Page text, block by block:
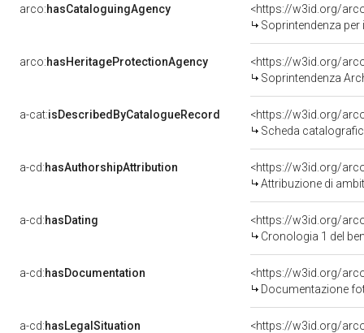
arco:hasCataloguingAgency
<https://w3id.org/
Soprintendenza
arco:hasHeritageProtectionAgency
<https://w3id.org/
Soprintendenza
a-cat:isDescribedByCatalogueRecord
<https://w3id.org/
Scheda
a-cd:hasAuthorshipAttribution
<https://w3id.org/
Attribuzione di
a-cd:hasDating
<https://w3id.org/
Cronologia 1 del
a-cd:hasDocumentation
Documentazione
a-cd:hasLegalSituation
<https://w3id.org/